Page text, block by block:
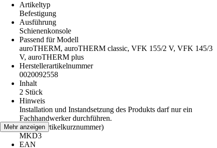
Artikeltyp
Befestigung
Ausführung
Schienenkonsole
Passend für Modell
auroTHERM, auroTHERM classic, VFK 155/2 V, VFK 145/3
V, auroTHERM plus
Herstellerartikelnummer
0020092558
Inhalt
2 Stück
Hinweis
Installation und Instandsetzung des Produkts darf nur ein
Fachhandwerker durchführen.
AKN (Artikelkurznummer)
MKD3
EAN
Mehr anzeigen